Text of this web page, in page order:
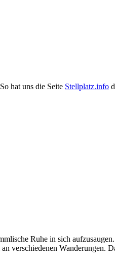
hat uns die Seite Stellplatz.info
Ruhe in sich
verschiedenen Wanderungen.